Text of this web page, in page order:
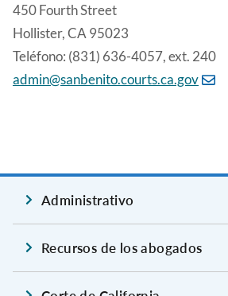
450 Fourth Street
Hollister, CA 95023
Teléfono: (831) 636-4057, ext. 240
admin@sanbenito.courts.ca.gov
Administrativo
Recursos de los abogados